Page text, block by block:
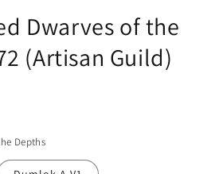
Dwarves of the
(Artisan Guild)
Depths